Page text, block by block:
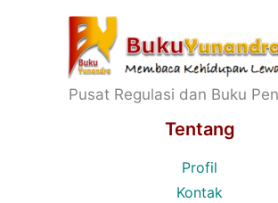
Pusat Regulasi dan Buku
Tentang
Profil
Kontak